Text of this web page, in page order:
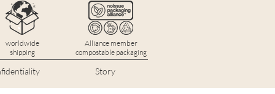
worldwide
shipping
Alliance member
compostable packaging
Story